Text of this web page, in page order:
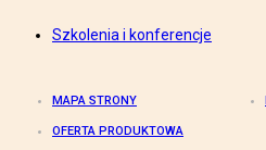
Szkolenia i konferencje
MAPA STRONY
OFERTA PRODUKTOWA